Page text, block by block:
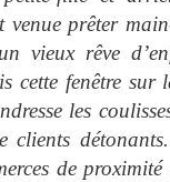
venue prêter
vieux rêve
cette fenêtre sur
les
clients
de